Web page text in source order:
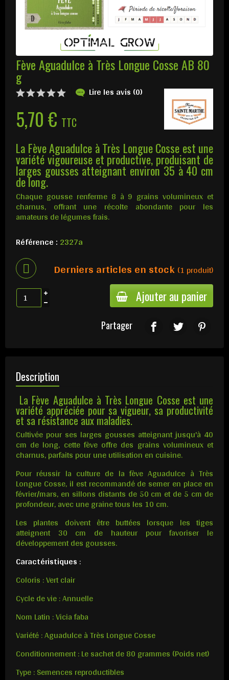
Fève Aguadulce à Très Longue Cosse AB 80
g
Lire les avis (0)
5,70 € TTC
La Fève Aguadulce à Très Longue Cosse est une
variété vigoureuse et productive, produisant de
larges gousses atteignant environ 35 à 40 cm
de long.
Chaque gousse renferme 8 à 9 grains volumineux et
charnus, offrant une récolte abondante pour les
amateurs de légumes frais.
Référence : 2327a
Derniers articles en stock (1 produit)
Ajouter au panier
Partager
Description
La Fève Aguadulce à Très Longue Cosse est une
variété appréciée pour sa vigueur, sa productivité
et sa résistance aux maladies.
Cultivée pour ses larges gousses atteignant jusqu'à 40
cm de long, cette fève offre des grains volumineux et
charnus, parfaits pour une utilisation en cuisine.
Pour réussir la culture de la fève Aguadulce à Très
Longue Cosse, il est recommandé de semer en place en
février/mars, en sillons distants de 50 cm et de 5 cm de
profondeur, avec une graine tous les 10 cm.
Les plantes doivent être buttées lorsque les tiges
atteignent 30 cm de hauteur pour favoriser le
développement des gousses.
Caractéristiques :
Coloris : Vert clair
Cycle de vie : Annuelle
Nom Latin : Vicia faba
Variété : Aguadulce à Très Longue Cosse
Conditionnement : Le sachet de 80 grammes (Poids net)
Type : Semences reproductibles